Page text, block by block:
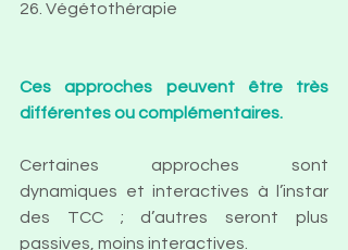
26. Végétothérapie
Ces approches peuvent être très
différentes ou complémentaires.
Certaines approches sont
dynamiques et interactives à l’instar
des TCC ; d’autres seront plus
passives, moins interactives.